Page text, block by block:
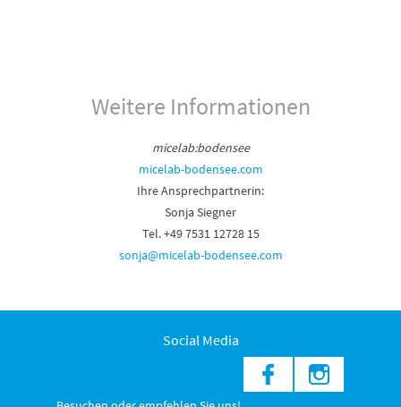
Weitere Informationen
micelab:bodensee
micelab-bodensee.com
Ihre Ansprechpartnerin:
Sonja Siegner
Tel. +49 7531 12728 15
sonja@micelab-bodensee.com
Social Media